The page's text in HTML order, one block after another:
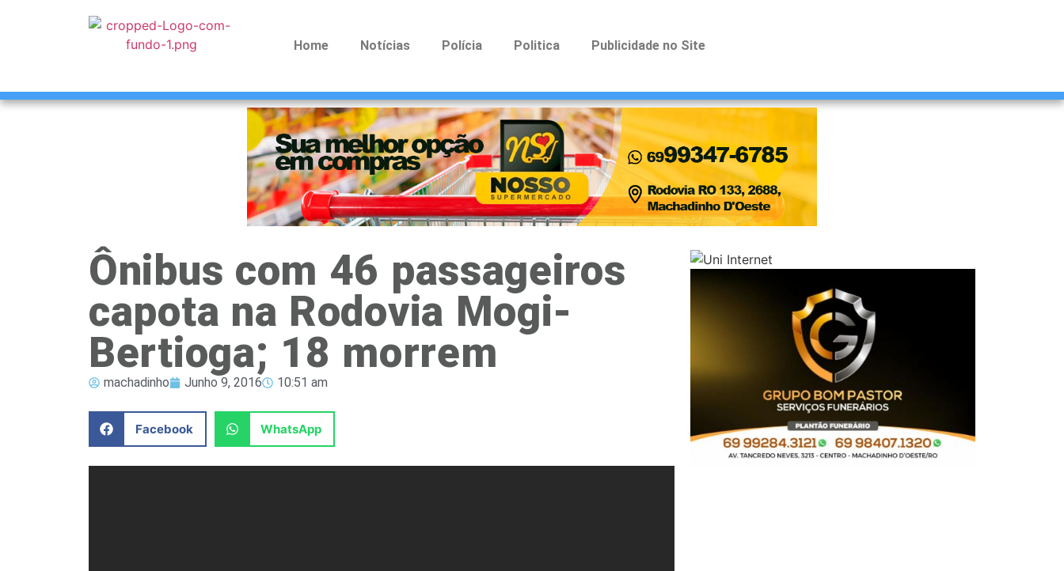
Home Notícias Polícia Politica Publicidade no Site
Ônibus com 46 passageiros
capota na Rodovia Mogi-
Bertioga; 18 morrem
machadinho Junho 9, 2016 10:51 am
Facebook WhatsApp